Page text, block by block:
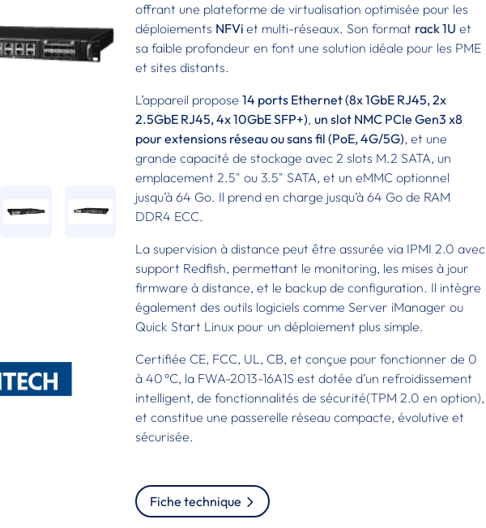
offrant une plateforme de virtualisation optimisée pour les
déploiements NFViet multi-réseaux. Son format rack 1U et
sa faible profondeur en font une solution idéale pour les PME
et sites distants.
L’appareil propose14 ports Ethernet (8x 1GbE RJ45, 2x
2.5GbE RJ45, 4x 10GbE SFP+),un slot NMC PCIe Gen3 x8
pour extensions réseau ou sans fil (PoE, 4G/5G), et une
grande capacité de stockage avec 2 slots M.2 SATA, un
emplacement 2.5" ou 3.5" SATA, et un eMMC optionnel
jusqu’à 64 Go. Il prend en charge jusqu’à 64 Go de RAM
DDR4 ECC.
La supervision à distance peut être assurée via IPMI 2.0 avec
support Redfish, permettant le monitoring, les mises à jour
firmware à distance, et le backup de configuration. Il intègre
également des outils logiciels comme Server iManager ou
Quick Start Linux pour un déploiement plus simple.
Certifiée CE, FCC, UL, CB, et conçue pour fonctionner de 0
à 40 °C, la FWA-2013-16A1S est dotée d’un refroidissement
intelligent, de fonctionnalités de sécurité(TPM 2.0 en option),
et constitue une passerelle réseau compacte, évolutive et
sécurisée.
Fiche technique